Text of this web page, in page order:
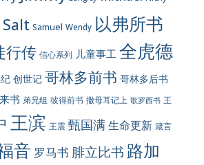
Salt Samuel Wendy 以弗所书
行传 信心系列 儿童事工 全虎德
创世记 哥林多前书 哥林多后书
书 弟兄组 彼得前书 撒母耳记上 歌罗西书 王
王滨 王震 甄国满生命更新 箴言
音 罗马书 腓立比书 路加